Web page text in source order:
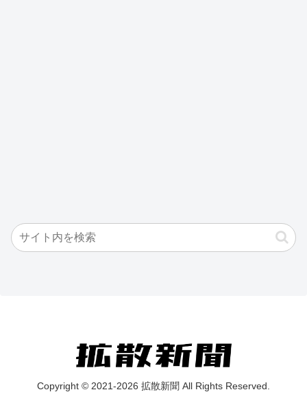
Copyright © 2021-2026 拡散新聞 All Rights Reserved.